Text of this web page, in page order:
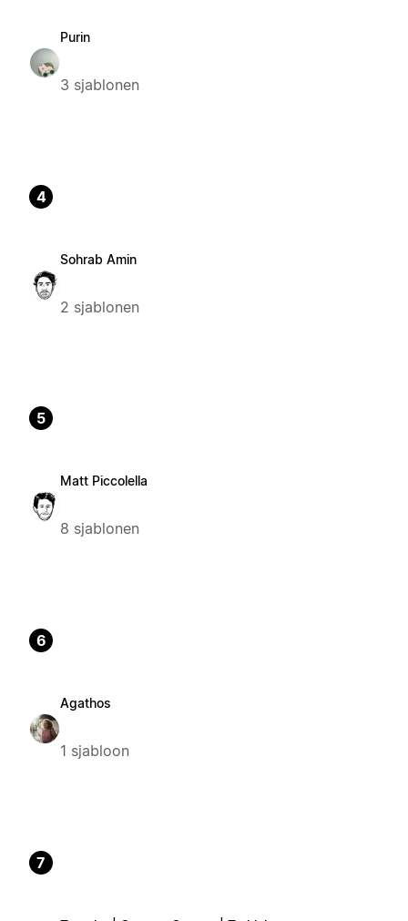
Purin
3 sjablonen
4
Sohrab Amin
2 sjablonen
5
Matt Piccolella
8 sjablonen
6
Agathos
1 sjabloon
7